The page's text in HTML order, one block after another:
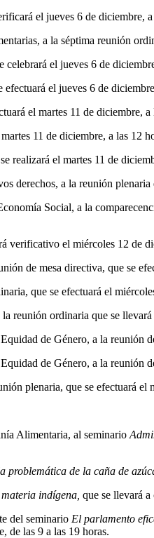
el jueves 6 de diciembre, a
a la séptima reunión
el jueves 6 de
el jueves 6 de
el martes 11 de diciembre, a
11 de diciembre, a las 12
realizará el martes 11 de
derechos, a la reunión
Social, a la
verificativo el miércoles 12 de
de mesa directiva, que se
que se efectuará el
reunión ordinaria que se
de Género, a la reunión
de Género, a la reunión
plenaria, que se efectuará el
Alimentaria, al seminario
problemática de la caña de
indígena, que se llevará
del seminario El parlamento
de las 9 a las 19 horas.